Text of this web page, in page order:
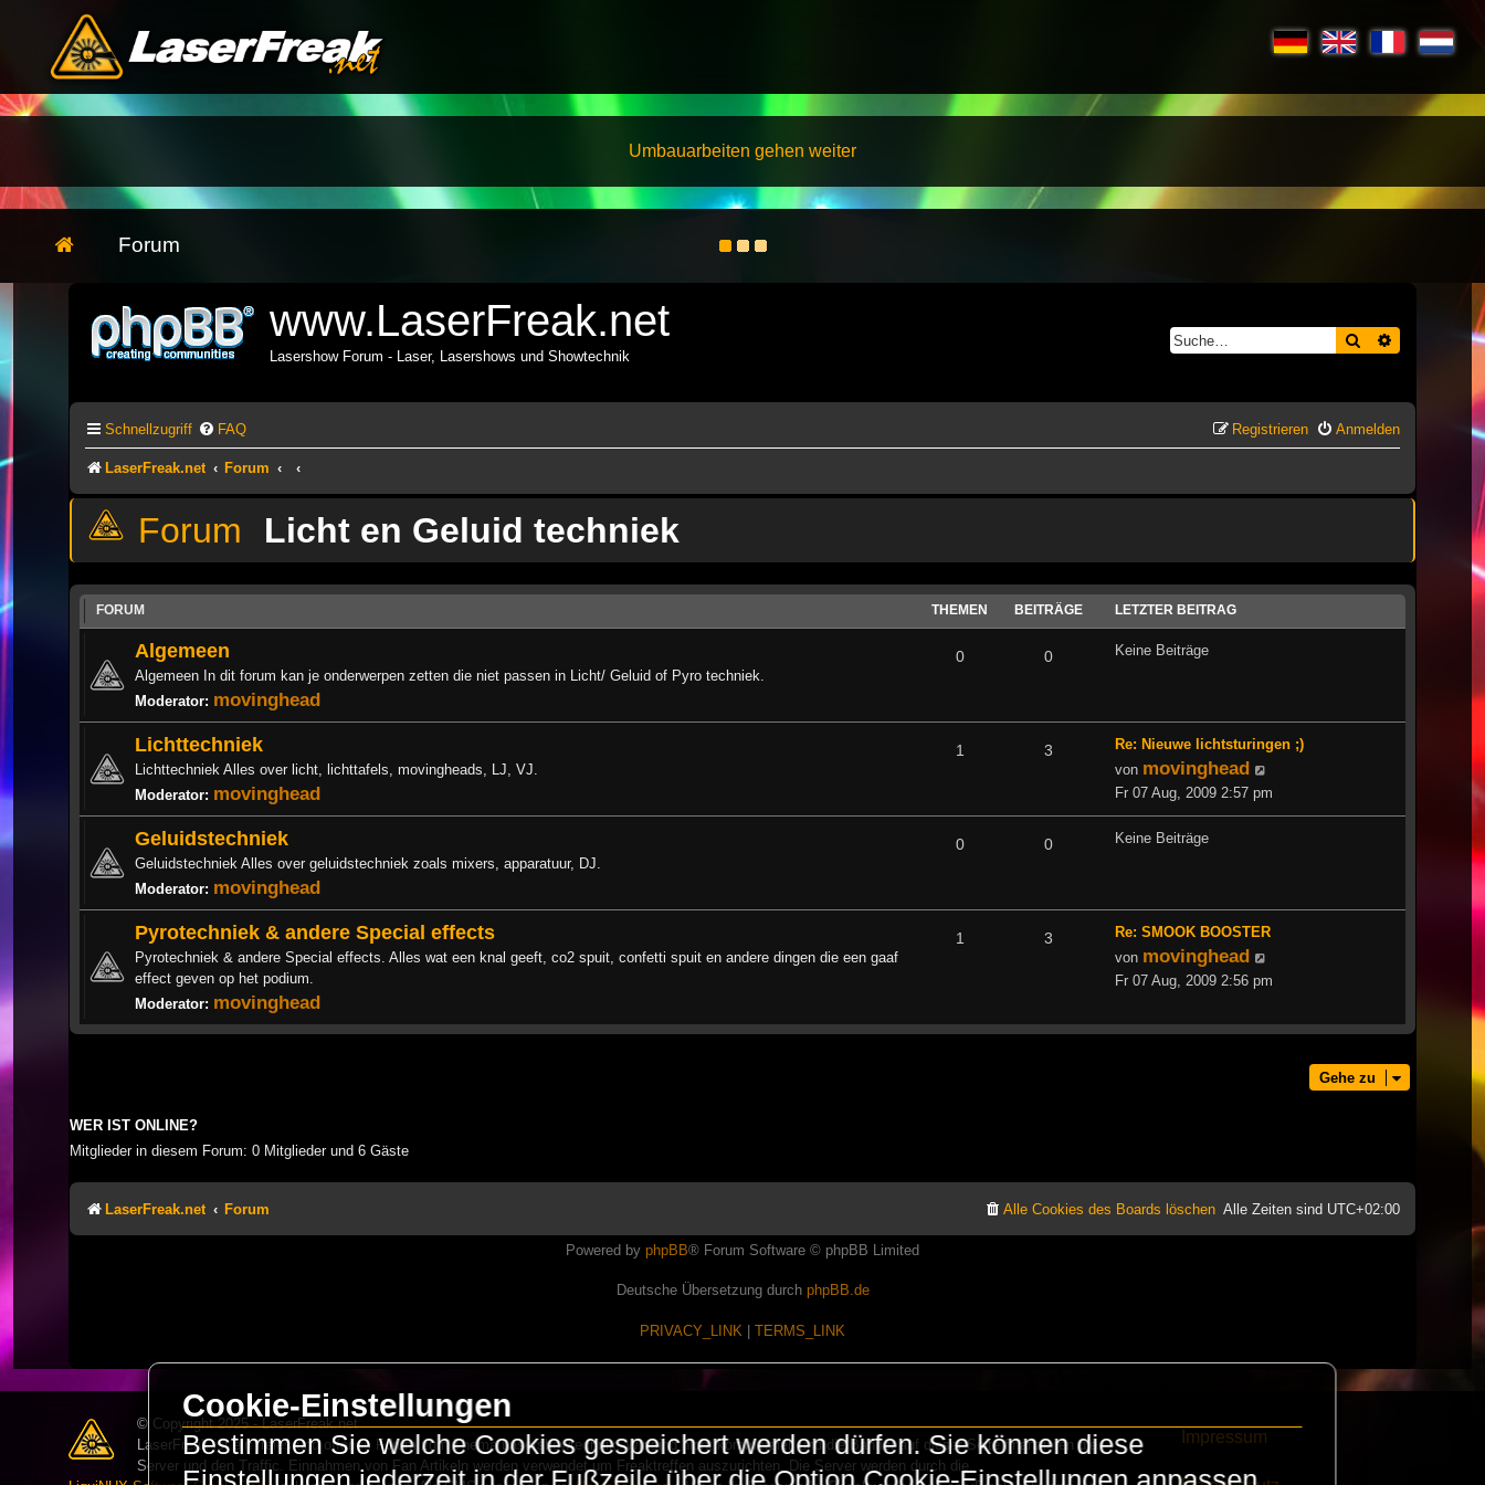
Umbauarbeiten gehen weiter
Forum
www.LaserFreak.net
Lasershow Forum - Laser, Lasershows und Showtechnik
Suche Erweiterte
Schnellzugriff FAQ Anmelden
Registrieren
LaserFreak.net Forum
Licht en Geluid techniek
FORUM THEMEN BEITRÄGE LETZTER BEITRAG
Algemeen
Algemeen In dit forum kan je onderwerpen zetten die niet passen in Licht/ Geluid of Pyro techniek.
Moderator: movinghead
0 0 Keine Beiträge
Lichttechniek
Lichttechniek Alles over licht, lichttafels, movingheads, LJ, VJ.
Moderator: movinghead
1 3
Re: Nieuwe lichtsturingen ;)
von movinghead
Beitrag
Fr 07 Aug, 2009 2:57 pm
Geluidstechniek
Geluidstechniek Alles over geluidstechniek zoals mixers, apparatuur, DJ.
Moderator: movinghead
0 0 Keine Beiträge
Pyrotechniek & andere Special effects
Pyrotechniek & andere Special effects. Alles wat een knal geeft, co2 spuit, confetti spuit en andere dingen die een gaaf
effect geven op het podium.
Moderator: movinghead
1 3
Re: SMOOK BOOSTER
von movinghead
Beitrag
Fr 07 Aug, 2009 2:56 pm
Gehe zu
WER IST ONLINE?
Mitglieder in diesem Forum: 0 Mitglieder und 6 Gäste
LaserFreak.net Forum Alle Zeiten sind UTC+02:00
Alle Cookies des Boards löschen
Powered by phpBB® Forum Software © phpBB Limited
Deutsche Übersetzung durch phpBB.de
PRIVACY_LINK TERMS_LINK
© Copyright 2025 - LaserFreak.net
LaserFreak ist ein freies und offenes Forum zum Thema Lasershowtechnik. Wir sind nicht kommerziell und die Banner auf dieser Seite finanzieren die
Server und den Traffic. Einnahmen von Fan Artikeln werden verwendet um Freaktreffen auszurichten. Die Server werden durch die
Impressum
Cookie-Einstellungen
Bestimmen Sie welche Cookies gespeichert werden dürfen. Sie können diese